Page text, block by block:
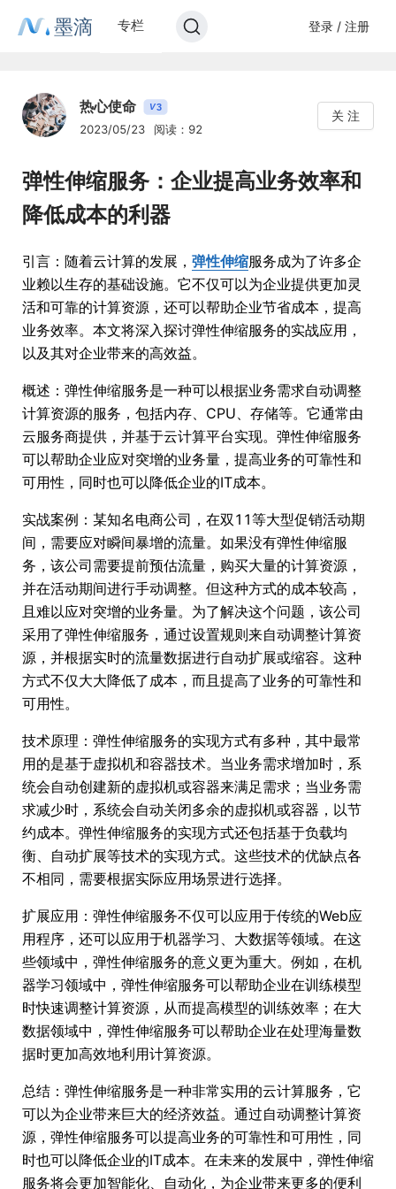
墨滴 专栏 登录 / 注册
热心使命 V3
2023/05/23 阅读：92
关 注
弹性伸缩服务：企业提高业务效率和
降低成本的利器
引言：随着云计算的发展， 弹性伸缩服务成为了许多企
业赖以生存的基础设施。它不仅可以为企业提供更加灵
活和可靠的计算资源，还可以帮助企业节省成本，提高
业务效率。本文将深入探讨弹性伸缩服务的实战应用，
以及其对企业带来的高效益。
概述：弹性伸缩服务是一种可以根据业务需求自动调整
计算资源的服务，包括内存、CPU、存储等。它通常由
云服务商提供，并基于云计算平台实现。弹性伸缩服务
可以帮助企业应对突增的业务量，提高业务的可靠性和
可用性，同时也可以降低企业的IT成本。
实战案例：某知名电商公司，在双11等大型促销活动期
间，需要应对瞬间暴增的流量。如果没有弹性伸缩服
务，该公司需要提前预估流量，购买大量的计算资源，
并在活动期间进行手动调整。但这种方式的成本较高，
且难以应对突增的业务量。为了解决这个问题，该公司
采用了弹性伸缩服务，通过设置规则来自动调整计算资
源，并根据实时的流量数据进行自动扩展或缩容。这种
方式不仅大大降低了成本，而且提高了业务的可靠性和
可用性。
技术原理：弹性伸缩服务的实现方式有多种，其中最常
用的是基于虚拟机和容器技术。当业务需求增加时，系
统会自动创建新的虚拟机或容器来满足需求；当业务需
求减少时，系统会自动关闭多余的虚拟机或容器，以节
约成本。弹性伸缩服务的实现方式还包括基于负载均
衡、自动扩展等技术的实现方式。这些技术的优缺点各
不相同，需要根据实际应用场景进行选择。
扩展应用：弹性伸缩服务不仅可以应用于传统的Web应
用程序，还可以应用于机器学习、大数据等领域。在这
些领域中，弹性伸缩服务的意义更为重大。例如，在机
器学习领域中，弹性伸缩服务可以帮助企业在训练模型
时快速调整计算资源，从而提高模型的训练效率；在大
数据领域中，弹性伸缩服务可以帮助企业在处理海量数
据时更加高效地利用计算资源。
总结：弹性伸缩服务是一种非常实用的云计算服务，它
可以为企业带来巨大的经济效益。通过自动调整计算资
源，弹性伸缩服务可以提高业务的可靠性和可用性，同
时也可以降低企业的IT成本。在未来的发展中，弹性伸缩
服务将会更加智能化、自动化，为企业带来更多的便利